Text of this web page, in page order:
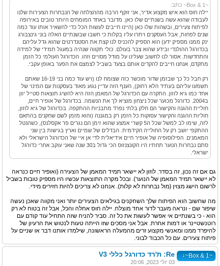
~Box & 1~ כתב:
יילה חוס הוא איש מקצוע אדיר, אני זוקף הרבה מההצלחה של הנבחרות הצעירות שלנו
לעבודה שהוא עשה בשנתיים שלו כאן. מדובר באחד המומחים היותר טובים באירופה
לפיתוח צעירים, ובשהות שלו כאן (היינו חייבים לעשות הכל כדי להשאיר אותו עוד כמה
שנים לפחות, אבל העסקנים ויתרו עליו בקלות כי חשבו שבשנתיים האלה בוני גינצבורג
ינק ממנו מספיק ידע) הוא הספיק להכניס לנו קצת את הסטנדרטים שהוא גדל עליהם
בכדורגל ההולנדי ובידע שהוא צבר בעולם. כולי תקווה שנהיה במעגל תמידי של למידה
והתחדשות. אסור לנו לחשוב שעלינו על מודל מסויים וזהו. הכדורגל העולמי כל הזמן
מתקדם, אנחנו חייבים להקדים אותם בצעד בשביל לצמצם את הפער באופן עקבי.
רק חבל כל כך שבזמן שדור מוכשר כזה שצומח לנו (ויש עוד כמה בני 16-19 שאתם
תשמעו עליהם בעתיד הלא רחוק), הענף הזה עדיין נגוע מאוד בעסקנות עם המינוי של
אחד כמו גיא לוזון. התקרה עם הכדורגל של המאמן הזה היא להשיג תוצאות סטייל יוון
ב2004. כדורגל מכוער שכל ניצחון מוציא לך את הנשמה. בכדורגל של אופיר חיים,
חוליית ההגנה והקישור הם חלק בלתי נפרד מתבניות ההתקפה. בכדורגל של גיא לוזון,
חוליות ההגנה והקישור עסוקות כל הזמן רק במגננה (והוא מזמן לשם שחקנים בהתאם
לזה, שימו לב למשל שכל ה5 קשרי אמצע שהוא זימן הם נגרים פר אקסלנס), כשהנטל
ההתקפי יושב רק על החולייה הקידמית. הבדלים של שמיים וארץ בגישות בין שני
המאמנים. הפילוסופיה של אופיר חיים אידיאלית לדי אן איי של הכדורגל הישראלי ולא
סתם נבחרות הנוער תחתיו היו הקונצנזוס הכי גדול ב30 שנה שאני עוקב אחרי כדורגל
ישראלי.
גם אם זה נכון, זה בסדר. לוזון לא יישאר תמיד המאמן של הצעירה (ואופיר חיים כנראה
לא יישאר תמיד המאמן של הנוער). ובכל מקרה התוצאות עכשיו היו מספיק טובות בשביל
לרשום הישג מצוין (מול נבחרות לא קלות). אנחנו לא צריכים להיות חזירים מידי.
מה שחשוב הוא הפיתוח שלך השחקנים בגילאים הצעירים יותר ואני מקווה שאכן נעשה
שיפור שם - ונראה מעבר לדור אחד מוצלח. יילה חוס אחלה והכל, אבל זה בטוח לא רק
הוא - כי בשנתיים אי אפשר לעשות את כל זה. סביר להניח שזה התחיל עוד קודם עם
רוטנשטיינר או דמות אחרת. אבל אני מסכים שזו הייתה טעות לנטוש את הרעיון של
להיפרד ממנו ומאנשי מקצוע זרים מהמעלה הראשונה, שילמדו אותנו דבר או שניים על
פיתוח צעירים. עם כל הכבוד לבוני.
~Box & 1~
↓ Re: ת'רד כדורגל כללי V3
03 יולי 2023, 20:06